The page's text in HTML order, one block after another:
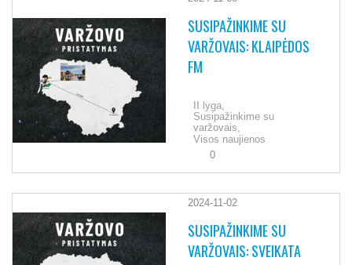
SUSIPAŽINKIME SU
VARŽOVAIS: KLAIPĖDOS
FM
II lyga,
Susipažinkime su
varžovais,
Visos naujienos
0
2024-11-02
SUSIPAŽINKIME SU
VARŽOVAIS: SVEIKATA